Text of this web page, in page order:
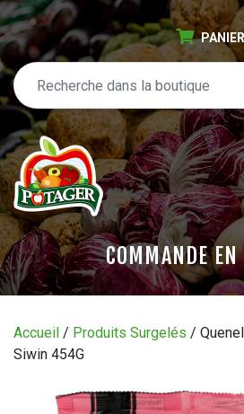
COMMANDE
CIRCULAIRE
BLOGUE
Accueil / Produits Surgelés /
Siwin 454G